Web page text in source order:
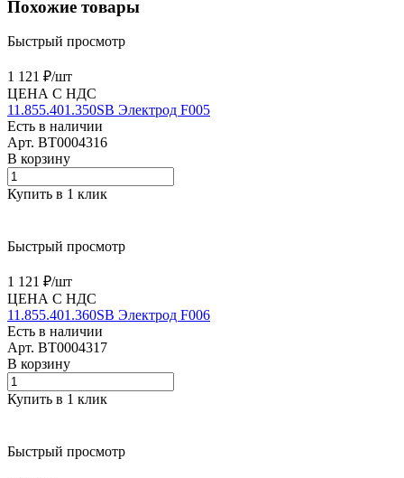
Похожие товары
Быстрый просмотр
1 121 ₽/шт
ЦЕНА С НДС
11.855.401.350SB Электрод F005
Есть в наличии
Арт. BT0004316
В корзину
Купить в 1 клик
Быстрый просмотр
1 121 ₽/шт
ЦЕНА С НДС
11.855.401.360SB Электрод F006
Есть в наличии
Арт. BT0004317
В корзину
Купить в 1 клик
Быстрый просмотр